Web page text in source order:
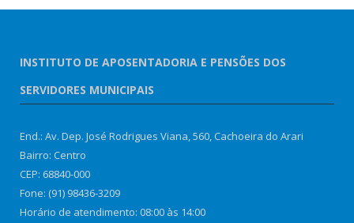
INSTITUTO DE APOSENTADORIA E PENSÕES DOS
SERVIDORES MUNICIPAIS
End.: Av. Dep. José Rodrigues Viana, 560, Cachoeira do Arari
Bairro: Centro
CEP: 68840-000
Fone: (91) 98436-3209
Horário de atendimento: 08:00 às 14:00